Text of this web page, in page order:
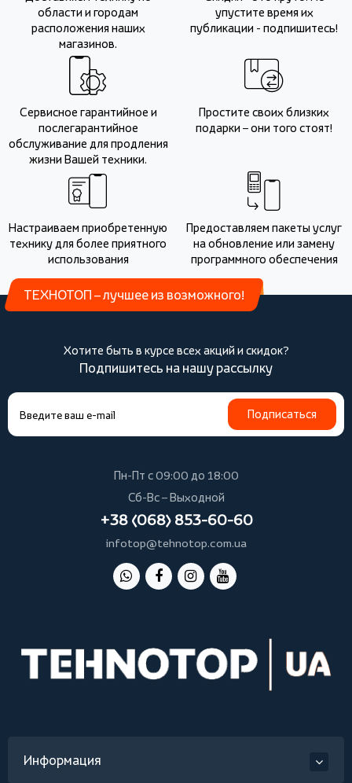
области и городам
расположения наших
магазинов.
упустите время их
публикации - подпишитесь!
Сервисное гарантийное и
послегарантийное
обслуживание для продления
жизни Вашей техники.
Простите своих близких
подарки – они того стоят!
Настраиваем приобретенную
технику для более приятного
использования
Предоставляем пакеты услуг
на обновление или замену
программного обеспечения
ТЕХНОТОП – лучшее из возможного!
Хотите быть в курсе всех акций и скидок?
Подпишитесь на нашу рассылку
Подписаться
Пн-Пт с 09:00 до 18:00
Сб-Вс – Выходной
+38 (068) 853-60-60
infotop@tehnotop.com.ua
Информация